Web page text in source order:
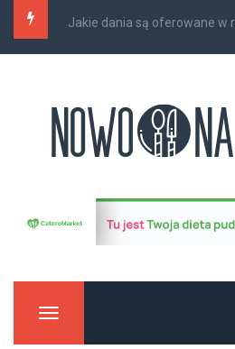
Low FODMAP a wzdęcia i
Manu